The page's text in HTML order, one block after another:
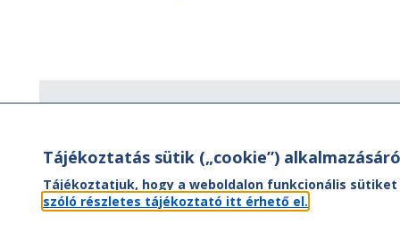
Hírlevelünk segítségével értesülhet
aktuális híreinkről, utazási
valamint az Önt érintő
menetrendváltozásokról.
Tájékoztatás sütik („cookie”)
Tájékoztatjuk, hogy a weboldalon funkcionális
szóló részletes tájékoztató itt érhető el.